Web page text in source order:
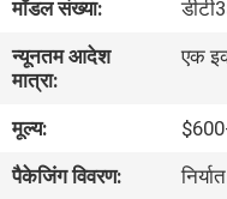
में
कारखाना
भ्रमण
मॉडल संख्या:
न्यूनतम आदेश
मात्रा:
एक
मूल्य:
पैकेजिंग विवरण: